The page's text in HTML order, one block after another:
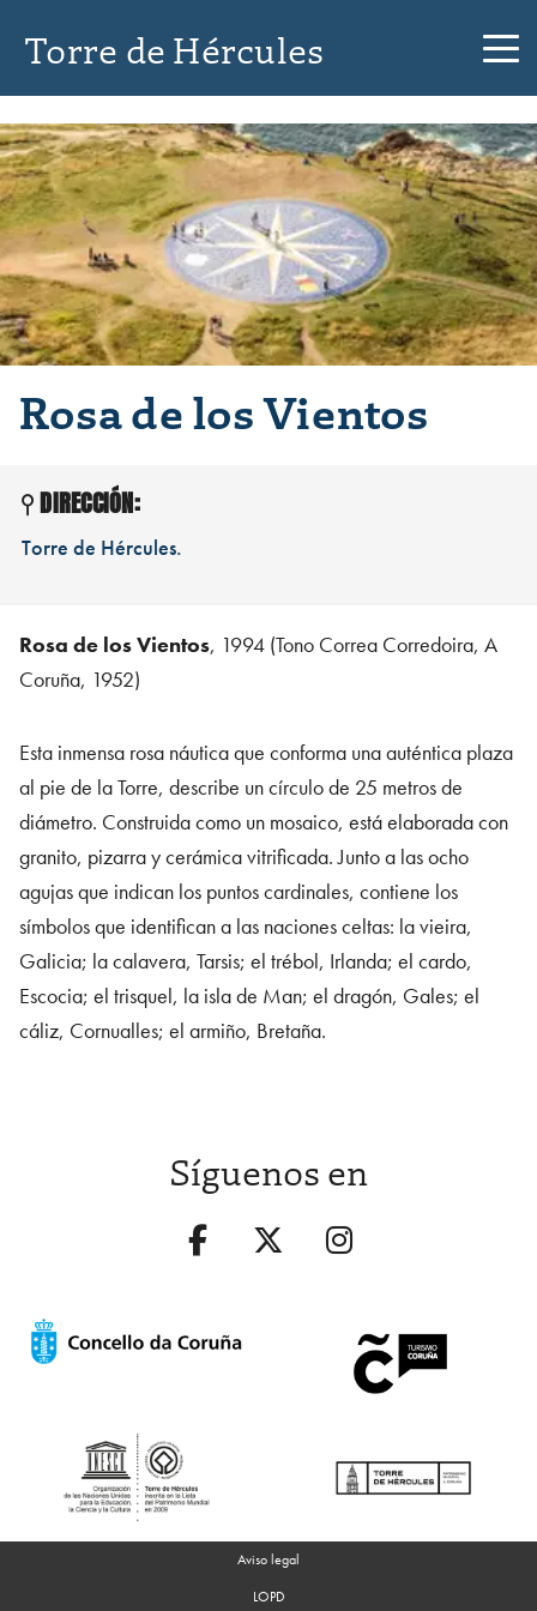
Torre de Hércules
Rosa de los Vientos
DIRECCIÓN:
Torre de Hércules.
Rosa de los Vientos, 1994 (Tono Correa Corredoira, A
Coruña, 1952)
Esta inmensa rosa náutica que conforma una auténtica plaza
al pie de la Torre, describe un círculo de 25 metros de
diámetro. Construida como un mosaico, está elaborada con
granito, pizarra y cerámica vitrificada. Junto a las ocho
agujas que indican los puntos cardinales, contiene los
símbolos que identifican a las naciones celtas: la vieira,
Galicia; la calavera, Tarsis; el trébol, Irlanda; el cardo,
Escocia; el trisquel, la isla de Man; el dragón, Gales; el
cáliz, Cornualles; el armiño, Bretaña.
Síguenos en
Aviso legal
LOPD